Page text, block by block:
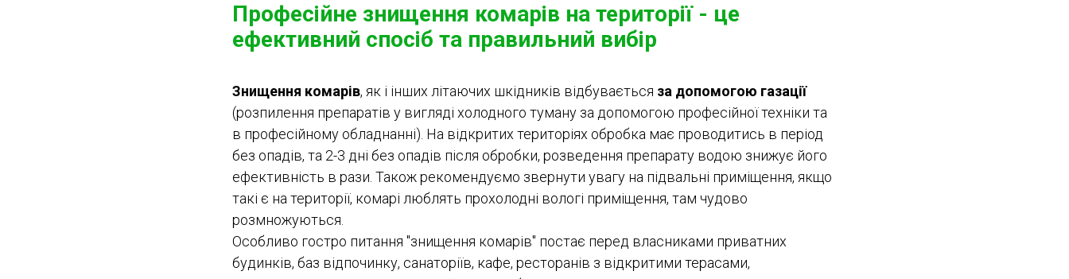
Професійне знищення комарів на території - це
ефективний спосіб та правильний вибір
Знищення комарів, як і інших літаючих шкідників відбувається за допомогою газації
(розпилення препаратів у вигляді холодного туману за допомогою професійної техніки та
в професійному обладнанні). На відкритих територіях обробка має проводитись в період
без опадів, та 2-3 дні без опадів після обробки, розведення препарату водою знижує його
ефективність в рази. Також рекомендуємо звернути увагу на підвальні приміщення, якщо
такі є на території, комарі люблять прохолодні вологі приміщення, там чудово
розмножуються.
Особливо гостро питання "знищення комарів" постає перед власниками приватних
будинків, баз відпочинку, санаторіїв, кафе, ресторанів з відкритими терасами,